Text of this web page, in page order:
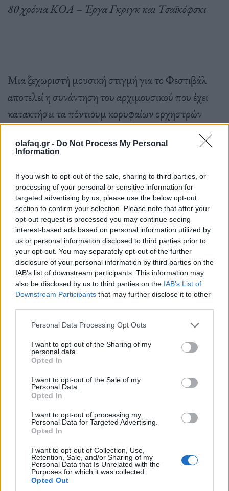
olafaq.gr - Do Not Process My Personal
Information
If you wish to opt-out of the sale, sharing to third parties, or
processing of your personal or sensitive information for
targeted advertising by us, please use the below opt-out
section to confirm your selection. Please note that after your
opt-out request is processed you may continue seeing
interest-based ads based on personal information utilized by
us or personal information disclosed to third parties prior to
your opt-out. You may separately opt-out of the further
disclosure of your personal information by third parties on the
IAB’s list of downstream participants. This information may
also be disclosed by us to third parties on the IAB’s List of
Downstream Participants that may further disclose it to other
Personal Data Processing Opt Outs
I want to opt-out of the Sharing of my
personal data.
Opted In
I want to opt-out of the Sale of my
Personal Data.
Opted In
I want to opt-out of processing my
Personal Data for Targeted Advertising.
Opted In
I want to opt-out of Collection, Use,
Retention, Sale, and/or Sharing of my
Personal Data that Is Unrelated with the
Purposes for which it was collected.
Opted Out
80 χρόνια ΚΟΑ – Έργα Γκριγκ και Τσαϊκόφσκι
Μια ξεχωριστή μουσική στιγμή για το Φεστιβάλ
αποτελεί η συνάντηση του αρχιμουσικού που έχει
κατακτήσει τα πόντιουμ κορυφαίων ορχηστρών
του πιάνου.
Ο Κριστόφ Έσενμπαχ και ο Λανγκ Λανγκ,
συνδυάζοντας με ιδανικό τρόπο τη βαθυστόχαστη
ωριμότητα με τη νεανική φλόγα, συνυπογράφουν
ένα από τα σημαντικότερα καλλιτεχνικά γεγονότα
του καλοκαιριού.
Ο θρυλικός μαέστρος θα διευθύνει την Κρατική
Κοντσέρτο για πιάνο του Γκριγκ ενώ η βραδιά θα
Πρόκειται για ένα ιστορικής σημασίας καλλιτεχνικό
γεγονός για τα ελληνικά μουσικά πράγματα, επ’
αφορμή των 80 χρόνων της Κρατικής Ορχήστρας
Αθηνών.